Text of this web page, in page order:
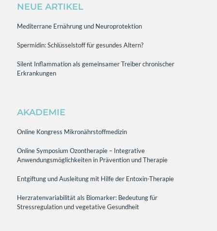
NEUE ARTIKEL
Mediterrane Ernährung und Neuroprotektion
Spermidin: Schlüsselstoff für gesundes Altern?
Silent Inflammation als gemeinsamer Treiber chronischer
Erkrankungen
AKADEMIE
Online Kongress Mikronährstoffmedizin
Online Symposium Ozontherapie – Integrative
Anwendungsmöglichkeiten in Prävention und Therapie
Entgiftung und Ausleitung mit Hilfe der Entoxin-Therapie
Herzratenvariabilität als Biomarker: Bedeutung für
Stressregulation und vegetative Gesundheit